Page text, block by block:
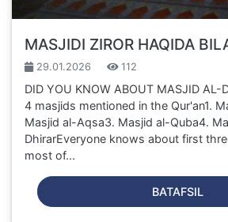
MASJIDI ZIROR HAQIDA
29.01.2026 112
DID YOU KNOW ABOUT MASJID AL-
4 masjids mentioned in the Qur'an1.
Masjid al-Aqsa3. Masjid al-Quba4.
DhirarEveryone knows about first
most of...
BATAFSIL